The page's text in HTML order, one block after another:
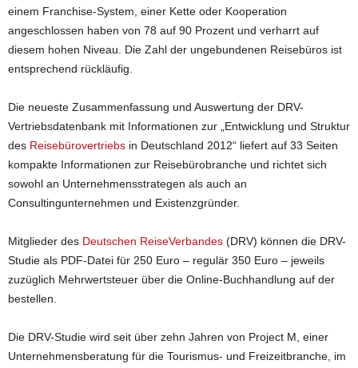
einem Franchise-System, einer Kette oder Kooperation
angeschlossen haben von 78 auf 90 Prozent und verharrt auf
diesem hohen Niveau. Die Zahl der ungebundenen Reisebüros ist
entsprechend rückläufig.
Die neueste Zusammenfassung und Auswertung der DRV-
Vertriebsdatenbank mit Informationen zur „Entwicklung und Struktur
des Reisebürovertriebs in Deutschland 2012“ liefert auf 33 Seiten
kompakte Informationen zur Reisebürobranche und richtet sich
sowohl an Unternehmensstrategen als auch an
Consultingunternehmen und Existenzgründer.
Mitglieder des Deutschen ReiseVerbandes (DRV) können die DRV-
Studie als PDF-Datei für 250 Euro – regulär 350 Euro – jeweils
zuzüglich Mehrwertsteuer über die Online-Buchhandlung auf der
bestellen.
Die DRV-Studie wird seit über zehn Jahren von Project M, einer
Unternehmensberatung für die Tourismus- und Freizeitbranche, im